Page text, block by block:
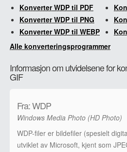
Konverter WDP til PDF
Konverter WDP til PNG
Konverter WDP til WEBP
Alle konverteringsprogrammer
Informasjon om utvidelsene for
GIF
Fra: WDP
Windows Media Photo (HD Photo)
WDP-filer er bildefiler (spesielt
utviklet av Microsoft, kjent som